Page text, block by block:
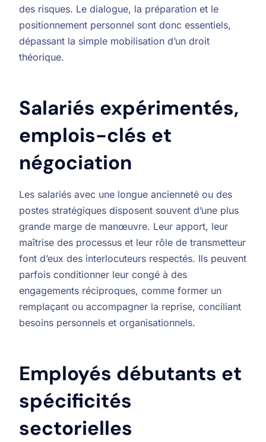
des risques. Le dialogue, la préparation et le
positionnement personnel sont donc essentiels,
dépassant la simple mobilisation d’un droit
théorique.
Salariés expérimentés,
emplois-clés et
négociation
Les salariés avec une longue ancienneté ou des
postes stratégiques disposent souvent d’une plus
grande marge de manœuvre. Leur apport, leur
maîtrise des processus et leur rôle de transmetteur
font d’eux des interlocuteurs respectés. Ils peuvent
parfois conditionner leur congé à des
engagements réciproques, comme former un
remplaçant ou accompagner la reprise, conciliant
besoins personnels et organisationnels.
Employés débutants et
spécificités
sectorielles